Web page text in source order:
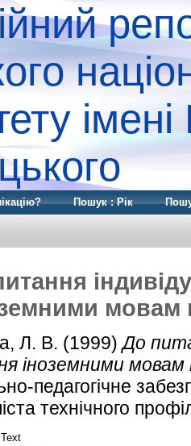
Пошук : Рік
мовам
Л. В. (1999)До
іноземними
педагогічне
технічного
Text